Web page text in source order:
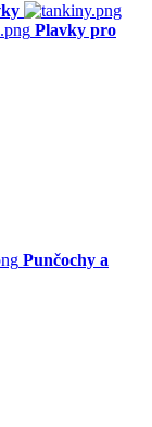
Plavky pro
Punčochy a